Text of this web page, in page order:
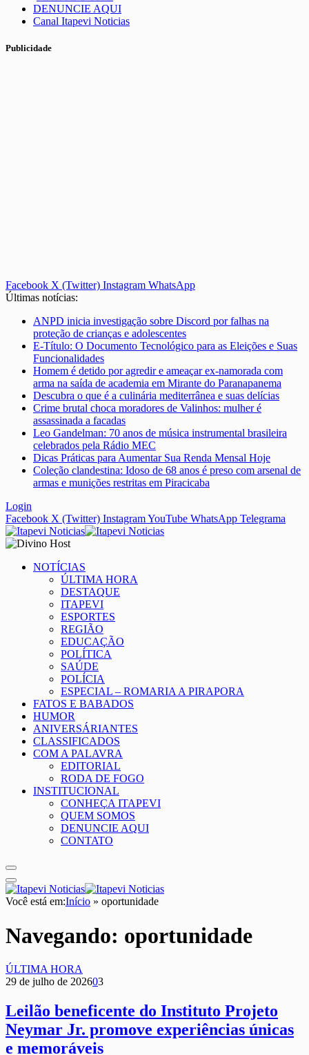
DENUNCIE AQUI
Canal Itapevi Noticias
Publicidade
Facebook X (Twitter) Instagram WhatsApp
Últimas notícias:
ANPD inicia investigação sobre Discord por falhas na
proteção de crianças e adolescentes
E-Título: O Documento Tecnológico para as Eleições e Suas
Funcionalidades
Homem é detido por agredir e ameaçar ex-namorada com
arma na saída de academia em Mirante do Paranapanema
Descubra o que é a culinária mediterrânea e suas delícias
Crime brutal choca moradores de Valinhos: mulher é
assassinada a facadas
Leo Gandelman: 70 anos de música instrumental brasileira
celebrados pela Rádio MEC
Dicas Práticas para Aumentar Sua Renda Mensal Hoje
Coleção clandestina: Idoso de 68 anos é preso com arsenal de
armas e munições restritas em Piracicaba
Login
Facebook X (Twitter) InstagramYouTube WhatsApp Telegrama
NOTÍCIAS
ÚLTIMA HORA
DESTAQUE
ITAPEVI
ESPORTES
REGIÃO
EDUCAÇÃO
POLÍTICA
SAÚDE
POLÍCIA
ESPECIAL – ROMARIA A PIRAPORA
FATOS E BABADOS
HUMOR
ANIVERSÁRIANTES
CLASSIFICADOS
COM A PALAVRA
EDITORIAL
RODA DE FOGO
INSTITUCIONAL
CONHEÇA ITAPEVI
QUEM SOMOS
DENUNCIE AQUI
CONTATO
Você está em:Início » oportunidade
Navegando: oportunidade
ÚLTIMA HORA
29 de julho de 202603
Leilão beneficente do Instituto Projeto
Neymar Jr. promove experiências únicas
e memoráveis